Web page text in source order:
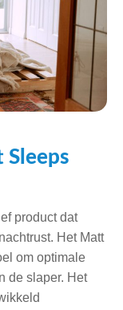
Sleeps
product dat
Het Matt
om optimale
de slaper. Het